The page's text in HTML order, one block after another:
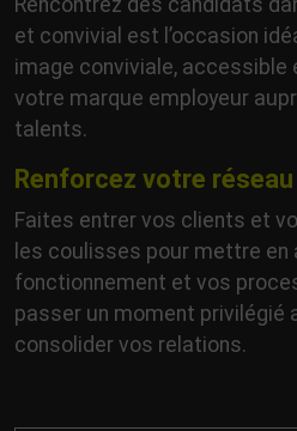
et convivial est l’occasion
image conviviale, accessible
votre marque employeur
talents.
Renforcez votre réseau
Faites entrer vos clients et
les coulisses pour mettre en
fonctionnement et vos
passer un moment privilégié
consolider vos relations.